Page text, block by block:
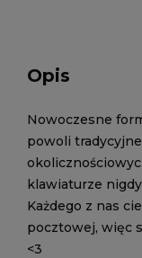
Opis
Nowoczesne
powoli
klawiaturze
Każdego z nas
pocztowej, więc
<3